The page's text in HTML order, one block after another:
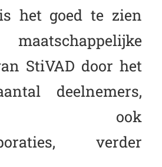
het goed te zien
StiVAD door het
deelnemers,
ook
verder